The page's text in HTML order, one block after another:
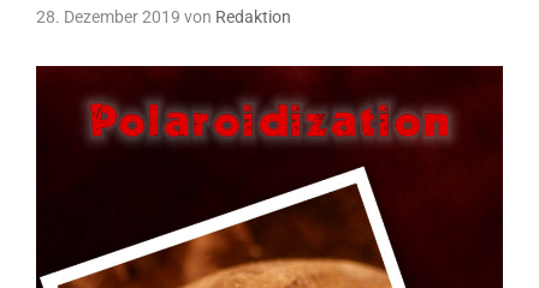
28. Dezember 2019 von Redaktion